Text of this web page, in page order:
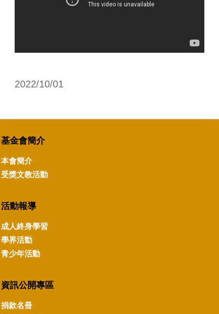
2022/10/01
基金會簡介
本會簡介
受獎文教活動
活動報導
成人終身學習
學界活動
青少年活動
資訊公開專區
捐款名冊